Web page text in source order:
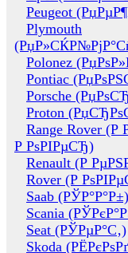
Peugeot
Plymouth
Polonez
Pontiac
Porsche
Proton
Range Rover (Р
Р РѕРІРµСЂ)
Renault (Р
Rover (Р
Saab (РЎР°Р°Р±)
Scania
Seat (РЎРµР°С‚)
Skoda